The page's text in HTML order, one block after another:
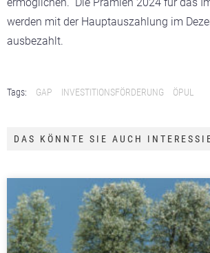
werden mit der Hauptauszahlung im
ausbezahlt.
Tags: GAP INVESTITIONSFÖRDERUNG ÖPUL
DAS KÖNNTE SIE AUCH